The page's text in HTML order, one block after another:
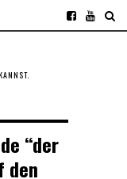
“der
den